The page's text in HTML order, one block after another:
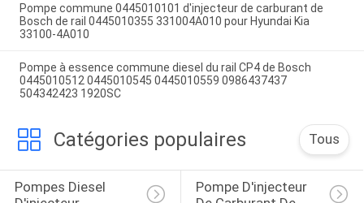
Pompe commune 0445010101 d'injecteur de carburant de
Bosch de rail 0445010355 331004A010 pour Hyundai Kia
33100-4A010
Pompe à essence commune diesel du rail CP4 de Bosch
0445010512 0445010545 0445010559 0986437437
504342423 1920SC
Catégories populaires Tous
Pompes Diesel
Pompe D'injecteur